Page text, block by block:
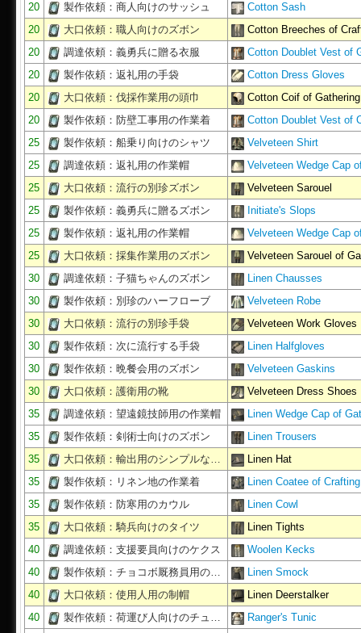
20
製作依頼：商人向けのサッシュ
Cotton Sash
20
大口依頼：職人向けのズボン
Cotton Breeches of
20
調達依頼：義勇兵に贈る衣服
Cotton Doublet Vest of
20
製作依頼：返礼用の手袋
Cotton Dress Gloves
20
大口依頼：伐採作業用の頭巾
Cotton Coif of Gathering
20
製作依頼：防壁工事用の作業着
Cotton Doublet Vest of
25
製作依頼：船乗り向けのシャツ
Velveteen Shirt
25
調達依頼：返礼用の作業帽
Velveteen Wedge Cap
25
大口依頼：流行の別珍ズボン
Velveteen Sarouel
25
製作依頼：義勇兵に贈るズボン
Initiate's Slops
25
製作依頼：返礼用の作業帽
Velveteen Wedge Cap
25
大口依頼：採集作業用のズボン
Velveteen Sarouel of
30
調達依頼：子猫ちゃんのズボン
Linen Chausses
30
製作依頼：別珍のハーフローブ
Velveteen Robe
30
大口依頼：流行の別珍手袋
Velveteen Work Gloves
30
製作依頼：次に流行する手袋
Linen Halfgloves
30
製作依頼：晩餐会用のズボン
Velveteen Gaskins
30
大口依頼：護衛用の靴
Velveteen Dress Shoes
35
調達依頼：望遠鏡技師用の作業帽
Linen Wedge Cap of
35
製作依頼：剣術士向けのズボン
Linen Trousers
35
大口依頼：輸出用のシンプルな…
Linen Hat
35
製作依頼：リネン地の作業着
Linen Coatee of Crafting
35
製作依頼：防寒用のカウル
Linen Cowl
35
大口依頼：騎兵向けのタイツ
Linen Tights
40
調達依頼：支援要員向けのケクス
Woolen Kecks
40
製作依頼：チョコボ厩務員用の…
Linen Smock
40
大口依頼：使用人用の制帽
Linen Deerstalker
40
製作依頼：荷運び人向けのチュ…
Ranger's Tunic